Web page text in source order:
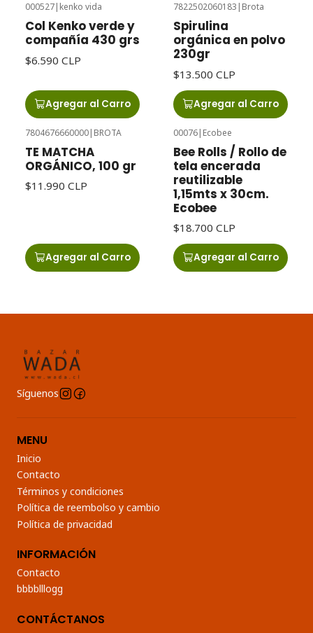
000527| kenko vida
Col Kenko verde y
compañía 430 grs
$6.590 CLP
Agregar al Carro
7822502060183 | Brota
Spirulina
orgánica en polvo
230gr
$13.500 CLP
Agregar al Carro
7804676660000| BROTA
TE MATCHA
ORGÁNICO, 100 gr
$11.990 CLP
Agregar al Carro
00076| Ecobee
Bee Rolls / Rollo de
tela encerada
reutilizable
1,15mts x 30cm.
Ecobee
$18.700 CLP
Agregar al Carro
Síguenos
MENU
Inicio
Contacto
Términos y condiciones
Política de reembolso y cambio
Política de privacidad
INFORMACIÓN
Contacto
bbbblllogg
CONTÁCTANOS